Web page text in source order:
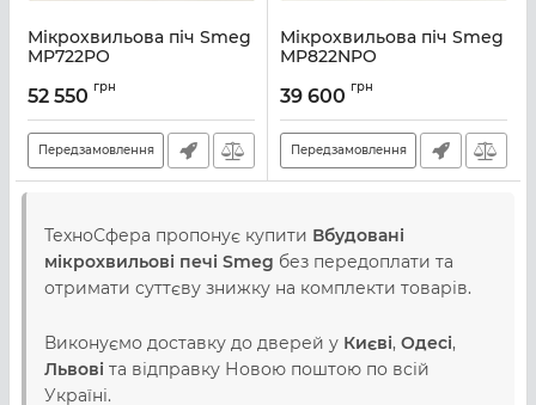
Мікрохвильова піч Smeg
MP722PO
52 550 грн
Передзамовлення
Мікрохвильова піч Smeg
MP822NPO
39 600 грн
Передзамовлення
ТехноСфера пропонує купити Вбудовані
мікрохвильові печі Smeg без передоплати та
отримати суттєву знижку на комплекти товарів.
Виконуємо доставку до дверей у Києві, Одесі,
Львові та відправку Новою поштою по всій
Україні.